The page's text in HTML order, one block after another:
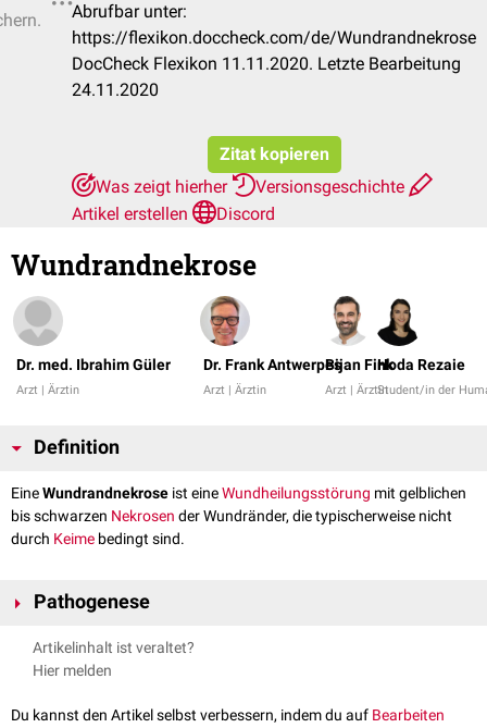
Abrufbar unter:
https://flexikon.doccheck.com/de/Wundrandnekrose
DocCheck Flexikon 11.11.2020. Letzte Bearbeitung
24.11.2020
Zitat kopieren
Was zeigt hierher
Versionsgeschichte
Artikel erstellen
Discord
Wundrandnekrose
Dr. med. Ibrahim Güler
Arzt | Ärztin
Dr. Frank Antwerpes
Arzt | Ärztin
Bijan Fink
Arzt | Ärztin
Hoda Rezaie
Student/in der
Definition
EineWundrandnekrose ist eineWundheilungsstörung mit gelblichen
bis schwarzen Nekrosen der Wundränder, die typischerweise nicht
durch Keime bedingt sind.
Pathogenese
Wundrandnekrosen entstehen durch
Wundrändern. Gründe hierfür sind zum Beispiel zu starke Druck- oder
Artikelinhalt ist veraltet?
Hier melden
Du kannst den Artikel selbst verbessern, indem du auf Bearbeiten